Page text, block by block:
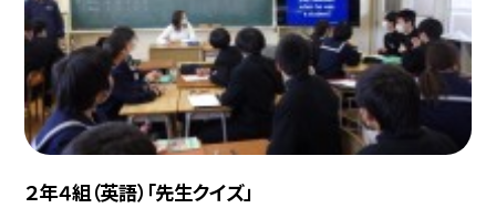
２年４組（英語）「先生クイズ」